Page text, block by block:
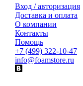
Вход / авторизация
Доставка и оплата
О компании
Контакты
Помощь
+7 (499) 322-10-47
info@foamstore.ru